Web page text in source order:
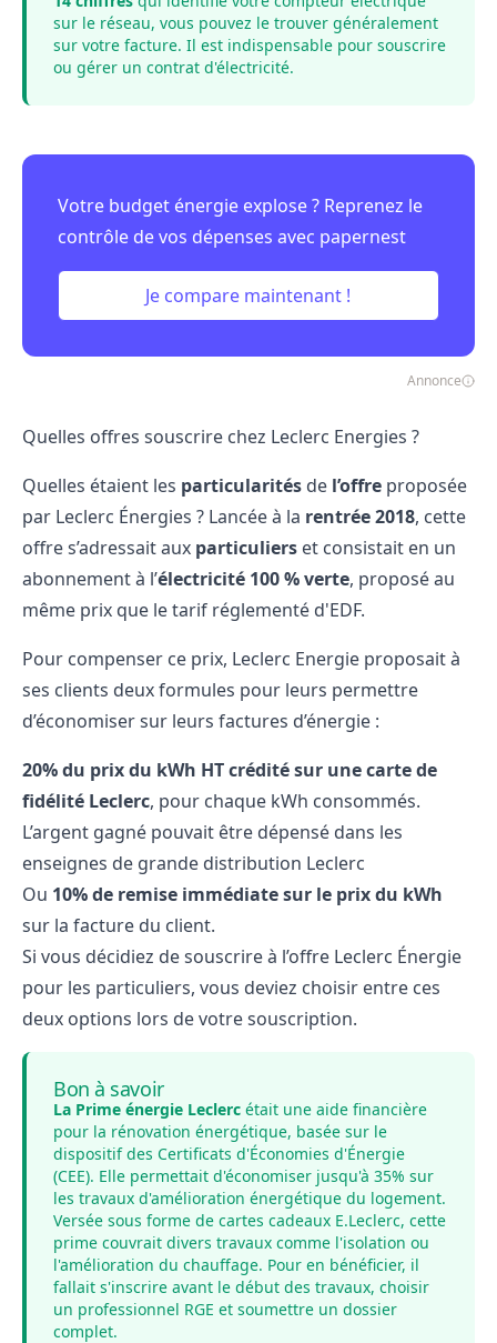
sur le réseau, vous pouvez le trouver généralement
sur votre facture. Il est indispensable pour souscrire
ou gérer un contrat d'électricité.
Votre budget énergie explose ? Reprenez le
contrôle de vos dépenses avec papernest
Je compare maintenant !
Annonce
Quelles offres souscrire chez Leclerc Energies ?
Quelles étaient les particularités de l’offre proposée
par Leclerc Énergies ? Lancée à la rentrée 2018, cette
offre s’adressait aux particuliers et consistait en un
abonnement à l’électricité 100 % verte, proposé au
même prix que le tarif réglementé d'EDF.
Pour compenser ce prix, Leclerc Energie proposait à
ses clients deux formules pour leurs permettre
d’économiser sur leurs factures d’énergie :
20% du prix du kWh HT crédité sur une carte de
fidélité Leclerc, pour chaque kWh consommés.
L’argent gagné pouvait être dépensé dans les
enseignes de grande distribution Leclerc
Ou 10% de remise immédiate sur le prix du kWh
sur la facture du client.
Si vous décidiez de souscrire à l’offre Leclerc Énergie
pour les particuliers, vous deviez choisir entre ces
deux options lors de votre souscription.
Bon à savoir
La Prime énergie Leclerc était une aide financière
pour la rénovation énergétique, basée sur le
dispositif des Certificats d'Économies d'Énergie
(CEE). Elle permettait d'économiser jusqu'à 35% sur
les travaux d'amélioration énergétique du logement.
Versée sous forme de cartes cadeaux E.Leclerc, cette
prime couvrait divers travaux comme l'isolation ou
l'amélioration du chauffage. Pour en bénéficier, il
fallait s'inscrire avant le début des travaux, choisir
un professionnel RGE et soumettre un dossier
complet.